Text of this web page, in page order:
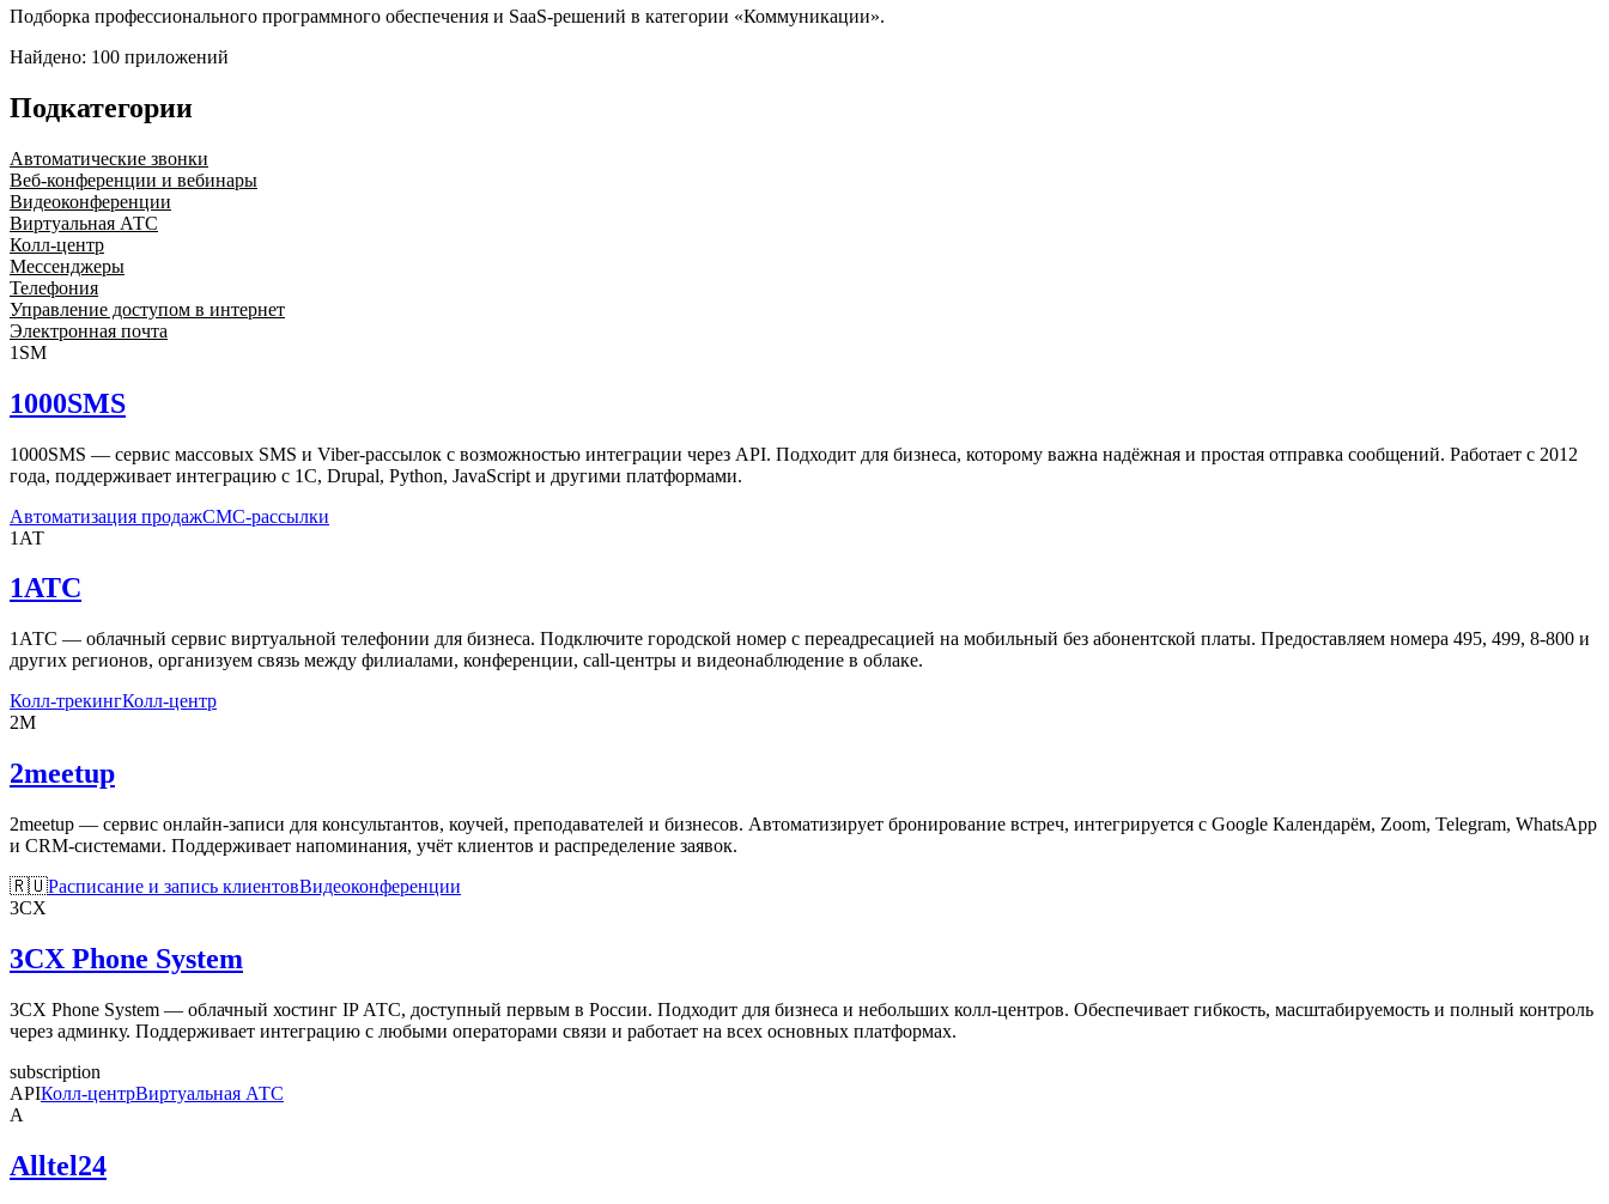
Подборка профессионального программного обеспечения и SaaS-решений в категории «Коммуникации».
Найдено: 100 приложений
Подкатегории
Автоматические звонки
Веб-конференции и вебинары
Видеоконференции
Виртуальная АТС
Колл-центр
Мессенджеры
Телефония
Управление доступом в интернет
Электронная почта
1SM
1000SMS
1000SMS — сервис массовых SMS и Viber-рассылок с возможностью интеграции через API. Подходит для бизнеса, которому важна надёжная и простая отправка сообщений. Работает с 2012
года, поддерживает интеграцию с 1С, Drupal, Python, JavaScript и другими платформами.
Автоматизация продажСМС-рассылки
1АТ
1АТС
1АТС — облачный сервис виртуальной телефонии для бизнеса. Подключите городской номер с переадресацией на мобильный без абонентской платы. Предоставляем номера 495, 499, 8-800 и
других регионов, организуем связь между филиалами, конференции, call-центры и видеонаблюдение в облаке.
Колл-трекингКолл-центр
2M
2meetup
2meetup — сервис онлайн-записи для консультантов, коучей, преподавателей и бизнесов. Автоматизирует бронирование встреч, интегрируется с Google Календарём, Zoom, Telegram, WhatsApp
и CRM-системами. Поддерживает напоминания, учёт клиентов и распределение заявок.
🇷🇺Расписание и запись клиентовВидеоконференции
3CX
3CX Phone System
3CX Phone System — облачный хостинг IP АТС, доступный первым в России. Подходит для бизнеса и небольших колл-центров. Обеспечивает гибкость, масштабируемость и полный контроль
через админку. Поддерживает интеграцию с любыми операторами связи и работает на всех основных платформах.
subscription
APIКолл-центрВиртуальная АТС
A
Alltel24